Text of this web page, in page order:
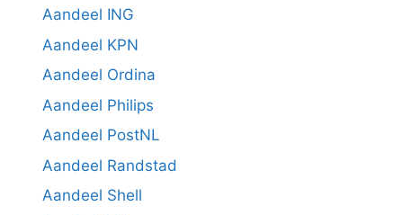
Aandeel ING
Aandeel KPN
Aandeel Ordina
Aandeel Philips
Aandeel PostNL
Aandeel Randstad
Aandeel Shell